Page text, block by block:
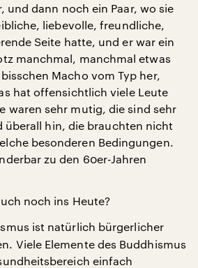
und dann noch ein Paar, wo sie
liebevolle, freundliche,
Seite hatte, und er war ein
manchmal, manchmal etwas
Macho vom Typ her,
hat offensichtlich viele Leute
waren sehr mutig, die sind sehr
überall hin, die brauchten nicht
besonderen Bedingungen.
zu den 60er-Jahren
noch ins Heute?
ist natürlich bürgerlicher
Viele Elemente des Buddhismus
einfach